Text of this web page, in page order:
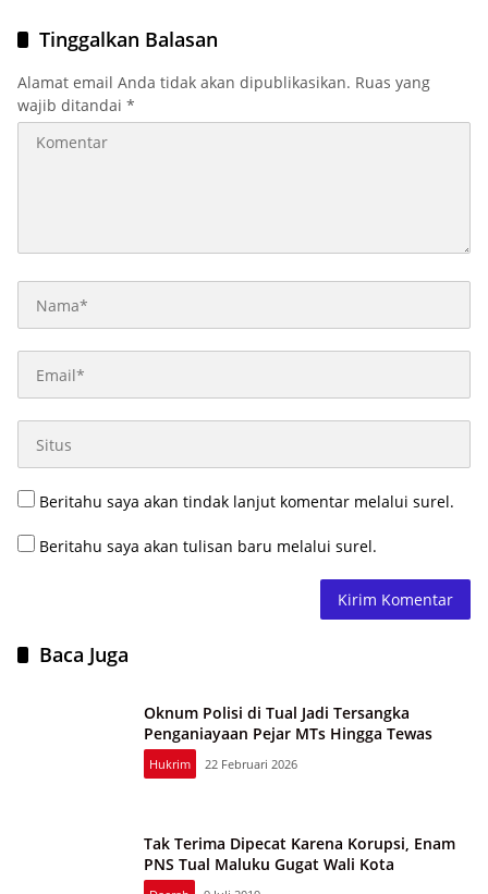
Tinggalkan Balasan
Alamat email Anda tidak akan dipublikasikan. Ruas yang
wajib ditandai *
Beritahu saya akan tindak lanjut komentar melalui surel.
Beritahu saya akan tulisan baru melalui surel.
Baca Juga
Oknum Polisi di Tual Jadi Tersangka
Penganiayaan Pejar MTs Hingga Tewas
Hukrim 22 Februari 2026
Tak Terima Dipecat Karena Korupsi, Enam
PNS Tual Maluku Gugat Wali Kota